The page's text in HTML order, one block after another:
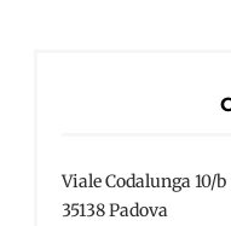
Viale Codalunga 10/b
35138 Padova